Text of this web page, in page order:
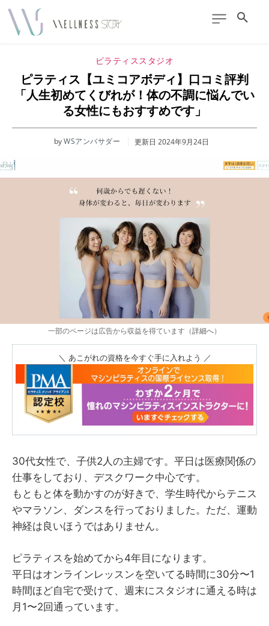
ピラティススタジオ
ピラティス【ユミコアボディ】口コミ評判
「人生初めてくびれが！体の不調に悩んでい
る女性にもおすすめです」
byWSアンバサダー 更新日 2024年9月24日
一部のページは広告から収益を得ています（詳細へ）
＼ あこがれの資格を今すぐ手に入れよう ／
30代女性で、子供2人の主婦です。平日は医療関係の
仕事をしており、デスクワーク中心です。
もともと体を動かすのが好きで、学生時代からテニス
やマラソン、ダンスを行っておりました。ただ、運動
神経は良いほうではありません。
ピラティスを始めてから4年目になります。
平日はオンラインレッスンを空いてる時間に30分〜1
時間ほど自宅で受けて、週末にスタジオに通える時は
月1〜2回通っています。